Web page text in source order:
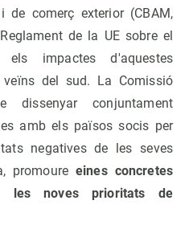
de comerç exterior (CBAM,
de la UE sobre el
els impactes d'aquestes
del sud. La Comissió
dissenyar conjuntament
amb els països socis per
negatives de les seves
promoure eines concretes
les noves prioritats de